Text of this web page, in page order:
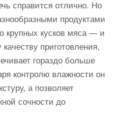
справится отлично. Но
продуктами
крупных кусков мяса — и
приготовления,
гораздо больше
контролю влажности он
а позволяет
сочности до